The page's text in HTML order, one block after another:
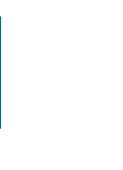
Zobacz